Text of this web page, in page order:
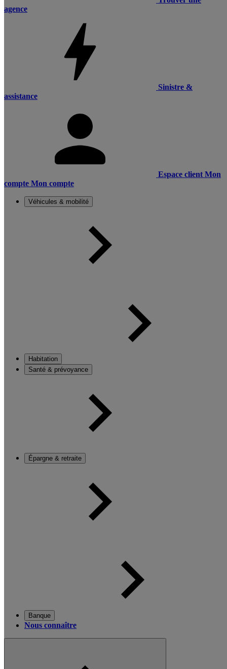
agence
Sinistre &
assistance
Espace client Mon
compte Mon compte
Véhicules & mobilité
Habitation
Santé & prévoyance
Épargne & retraite
Banque
Nous connaître